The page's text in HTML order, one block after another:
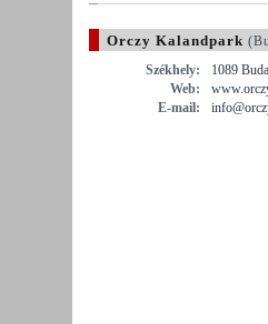
Orczy Kalandpark
Székhely:
1089
Web:
E-mail: